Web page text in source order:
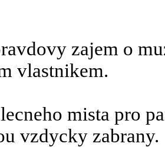
zajem o
vlastnikem.
mista pro
vzdycky zabrany.